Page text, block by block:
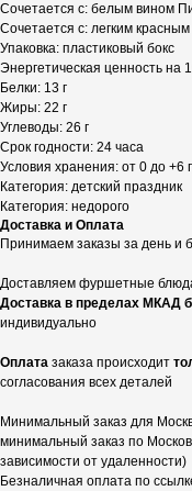
Сочетается с: белым вином
Сочетается с: легким
Упаковка: пластиковый бокс
Энергетическая ценность на
Белки: 13 г
Жиры: 22 г
Углеводы: 26 г
Срок годности: 24 часа
Условия хранения: от 0 до +6
Категория: детский праздник
Категория: недорого
Доставка и Оплата
Принимаем заказы за день и
Доставляем фуршетные
Доставка в пределах МКАД
индивидуально
Оплата заказа происходит
согласования всех деталей
Минимальный заказ для
минимальный заказ по
зависимости от удаленности)
Безналичная оплата по